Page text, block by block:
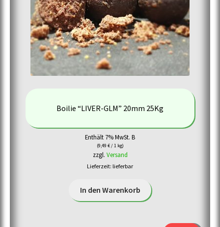
Boilie “LIVER-GLM” 20mm 25Kg
Enthält 7% MwSt. B
(9,49 €/ 1 kg)
zzgl. Versand
Lieferzeit: lieferbar
In den Warenkorb